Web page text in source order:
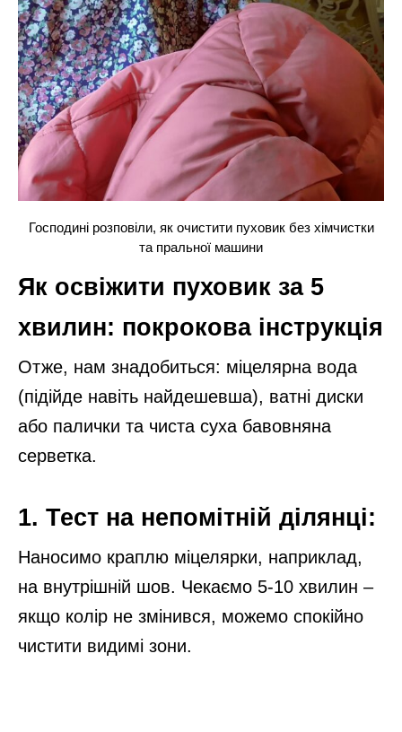
Господині розповіли, як очистити пуховик без хімчистки
та пральної машини
Як освіжити пуховик за 5
хвилин: покрокова інструкція
Отже, нам знадобиться: міцелярна вода
(підійде навіть найдешевша), ватні диски
або палички та чиста суха бавовняна
серветка.
1. Тест на непомітній ділянці:
Наносимо краплю міцелярки, наприклад,
на внутрішній шов. Чекаємо 5-10 хвилин –
якщо колір не змінився, можемо спокійно
чистити видимі зони.